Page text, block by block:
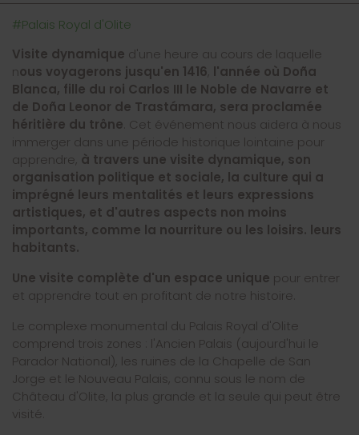
#Palais Royal d'Olite
Visite dynamique d'une heure au cours de laquelle
nous voyagerons jusqu'en 1416, l'année où Doña
Blanca, fille du roi Carlos III le Noble de Navarre et
de Doña Leonor de Trastámara, sera proclamée
héritière du trône . Cet événement nous aidera à nous
immerger dans une période historique lointaine pour
apprendre, à travers une visite dynamique, son
organisation politique et sociale, la culture qui a
imprégné leurs mentalités et leurs expressions
artistiques, et d'autres aspects non moins
importants, comme la nourriture ou les loisirs. leurs
habitants.
Une visite complète d'un espace unique pour entrer
et apprendre tout en profitant de notre histoire.
Le complexe monumental du Palais Royal d'Olite
comprend trois zones : l'Ancien Palais (aujourd'hui le
Parador National), les ruines de la Chapelle de San
Jorge et le Nouveau Palais, connu sous le nom de
Château d'Olite, la plus grande et la seule qui peut être
visité.